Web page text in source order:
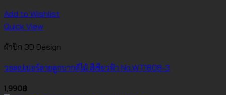
Add to Wishlist
Quick View
ผ้าปัก 3D Design
วอลเปเปอร์ลายลูกบากศ์ไม้ สีเขียวฟ้า No.WT1808-3
1,990฿